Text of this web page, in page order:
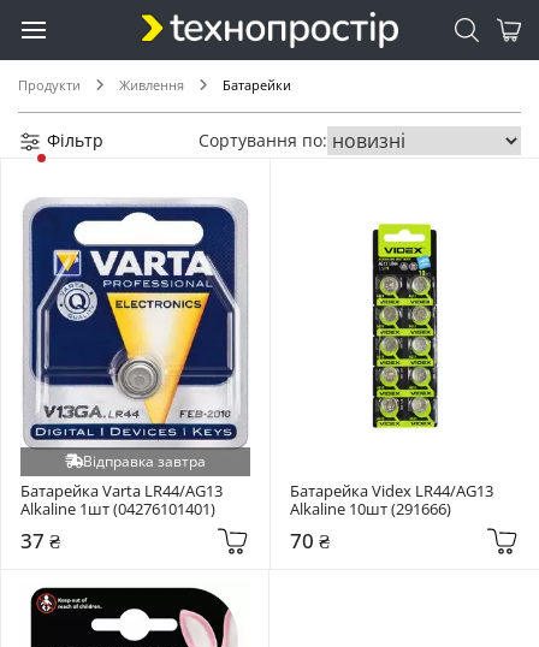
Продукти Живлення Батарейки
SR712SW (+1)
ZA675 (+1)
Фільтр Сортування по:
Відправка завтра
Батарейка Varta LR44/AG13
Alkaline 1шт (04276101401)
37 ₴
Батарейка Videx LR44/AG13
Alkaline 10шт (291666)
70 ₴